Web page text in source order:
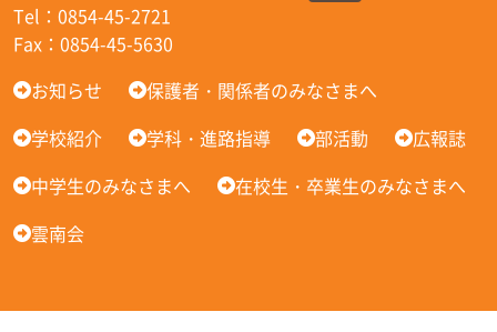
Tel：0854-45-2721
Fax：0854-45-5630
お知らせ
保護者・関係者のみなさまへ
学校紹介
学科・進路指導 部活動
広報誌
中学生のみなさまへ
在校生・卒業生のみなさまへ
雲南会